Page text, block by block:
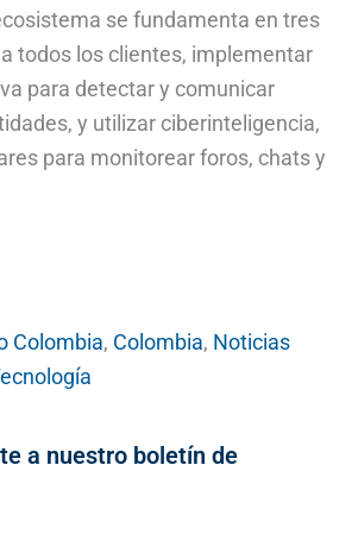
se fundamenta en tres
todos los clientes, implementar
para detectar y comunicar
y utilizar ciberinteligencia,
para monitorear foros, chats y
Colombia, Colombia, Noticias
a nuestro boletín de